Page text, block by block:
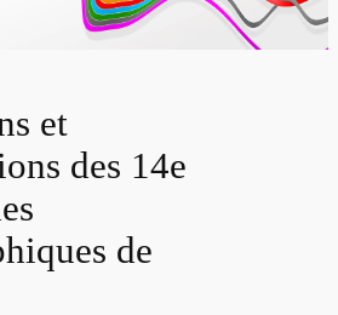
et
des 14e
de